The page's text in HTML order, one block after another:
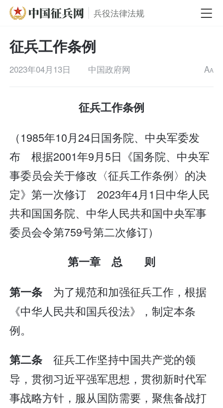
兵役法律法规
征兵工作条例
2023年04月13日 中国政府网 AA
征兵工作条例
（1985年10月24日国务院、中央军委发
布 根据2001年9月5日《国务院、中央军
事委员会关于修改〈征兵工作条例〉的决
定》第一次修订 2023年4月1日中华人民
共和国国务院、中华人民共和国中央军事
委员会令第759号第二次修订）
第一章 总 则
第一条 为了规范和加强征兵工作，根据
《中华人民共和国兵役法》，制定本条
例。
第二条 征兵工作坚持中国共产党的领
导，贯彻习近平强军思想，贯彻新时代军
事战略方针，服从国防需要，聚焦备战打